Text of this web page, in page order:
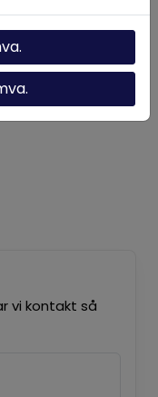
vi kontakt så